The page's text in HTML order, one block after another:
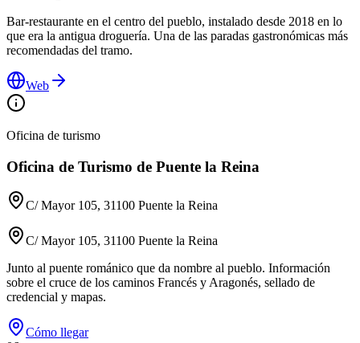
Bar-restaurante en el centro del pueblo, instalado desde 2018 en lo
que era la antigua droguería. Una de las paradas gastronómicas más
recomendadas del tramo.
Web
Oficina de turismo
Oficina de Turismo de Puente la Reina
C/ Mayor 105, 31100 Puente la Reina
C/ Mayor 105, 31100 Puente la Reina
Junto al puente románico que da nombre al pueblo. Información
sobre el cruce de los caminos Francés y Aragonés, sellado de
credencial y mapas.
Cómo llegar